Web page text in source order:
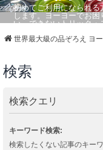
初めてご利用になられ
します。ヨーヨーでお
い。できないトリック
世界最大級の品ぞろえ ヨ
検索
検索クエリ
キーワード検索:
検索したくない記事のキー